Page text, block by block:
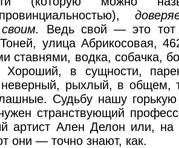
Ведь свой — это
улица Абрикосовая,
ставнями, водка, собачка,
Хороший, в сущности,
неверный, рыхлый, в общем,
Судьбу нашу горькую
странствующий
артист Ален Делон или, на
они — точно знают, как.